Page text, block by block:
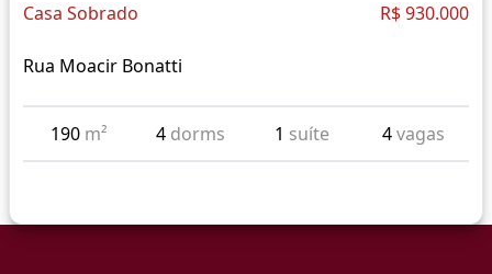
Casa Sobrado R$ 930.000
Rua Moacir Bonatti
190 m² 4 dorms 1 suíte 4vagas